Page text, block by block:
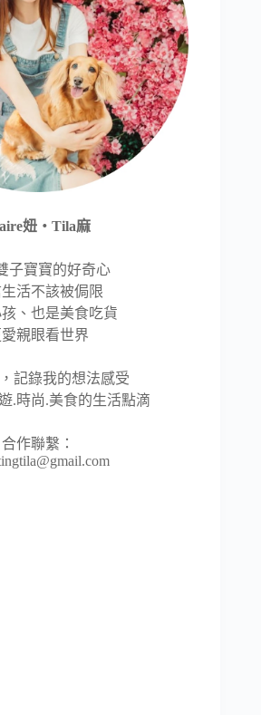
妞‧Tila麻
子寶寶的好奇心
活不該被侷限
、也是美食吃貨
愛親眼看世界
記錄我的想法感受
.時尚.美食的生活點滴
合作聯繫：